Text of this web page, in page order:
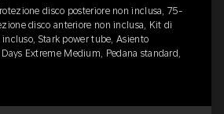
disco posteriore non inclusa, 75-
disco anteriore non inclusa, Kit di
Stark power tube, Asiento
Extreme Medium, Pedana standard,